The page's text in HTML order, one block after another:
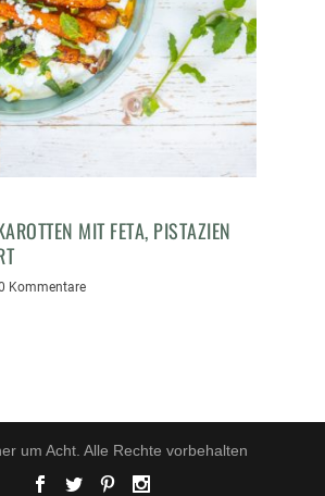
MIT FETA, PISTAZIEN
Kommentare
um Acht. Alle Rechte vorbehalten